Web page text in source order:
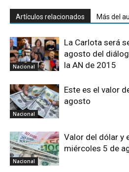
Artículos relacionados Más del
Nacional
La Carlota será
agosto del
la AN de 2015
Nacional
Este es el valor
agosto
Nacional
Valor del dólar y
miércoles 5 de